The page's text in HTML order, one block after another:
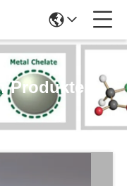
Produkten